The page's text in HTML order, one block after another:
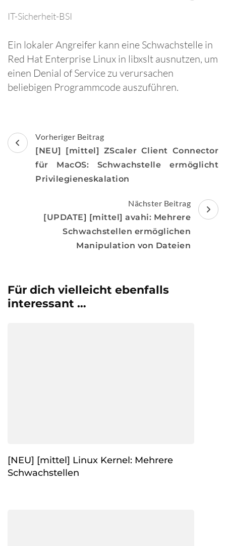
IT-Sicherheit-BSI
Ein lokaler Angreifer kann eine Schwachstelle in
Red Hat Enterprise Linux in libxslt ausnutzen, um
einen Denial of Service zu verursachen
beliebigen Programmcode auszuführen.
Beitragsnavigation
Vorheriger Beitrag
[NEU] [mittel] ZScaler Client Connector
für MacOS: Schwachstelle ermöglicht
Privilegieneskalation
Nächster Beitrag
[UPDATE] [mittel] avahi: Mehrere
Schwachstellen ermöglichen
Manipulation von Dateien
Für dich vielleicht ebenfalls
interessant …
[NEU] [mittel] Linux Kernel: Mehrere
Schwachstellen